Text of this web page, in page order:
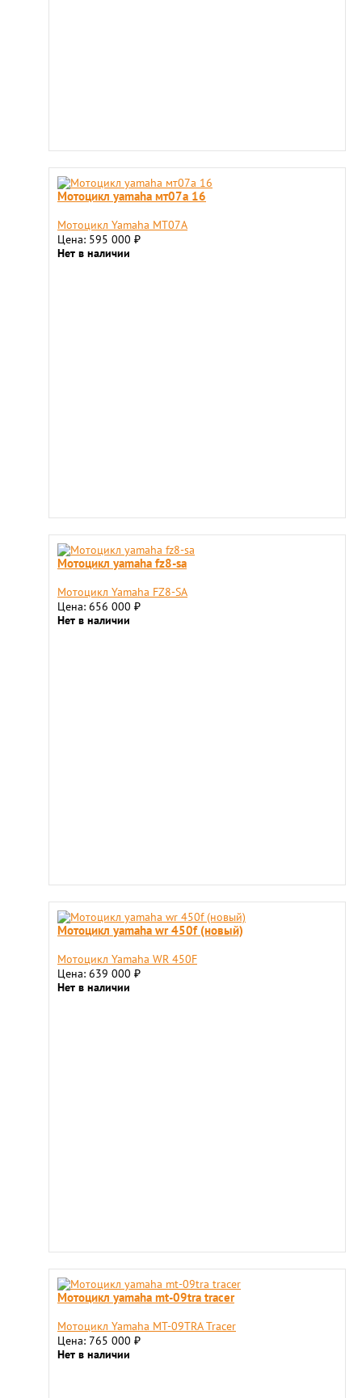
Мотоцикл yamaha мт07a 16
Мотоцикл Yamaha МТ07A
Цена: 595 000 ₽
Нет в наличии
Мотоцикл yamaha fz8-sa
Мотоцикл Yamaha FZ8-SA
Цена: 656 000 ₽
Нет в наличии
Мотоцикл yamaha wr 450f (новый)
Мотоцикл Yamaha WR 450F
Цена: 639 000 ₽
Нет в наличии
Мотоцикл yamaha mt-09tra tracer
Мотоцикл Yamaha MT-09TRA Tracer
Цена: 765 000 ₽
Нет в наличии